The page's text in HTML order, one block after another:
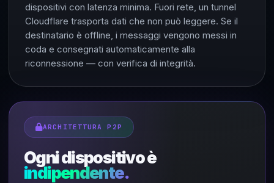
dispositivi con latenza minima. Fuori rete, un tunnel
Cloudflare trasporta dati che non può leggere. Se il
destinatario è offline, i messaggi vengono messi in
coda e consegnati automaticamente alla
riconnessione — con verifica di integrità.
ARCHITETTURA P2P
Ogni dispositivo è
indipendente.